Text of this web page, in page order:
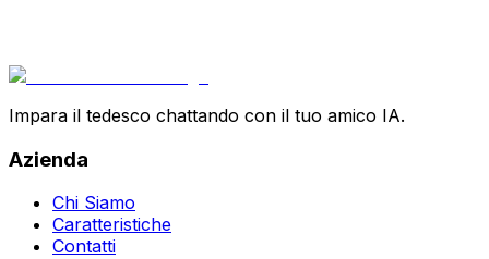
Impara il tedesco chattando con il tuo amico IA.
Azienda
Chi Siamo
Caratteristiche
Contatti